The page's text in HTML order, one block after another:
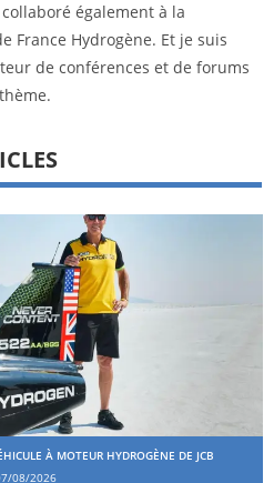
collaboré également à la
France Hydrogène. Et je suis
de conférences et de forums
À MOTEUR HYDROGÈNE DE JCB
08/2026